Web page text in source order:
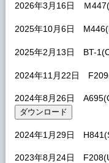
2026年3月16日 Ｍ
2025年10月6日
2025年2月13日 BT-
2024年11月22日
2024年8月26日
2024年1月29日
2023年8月24日